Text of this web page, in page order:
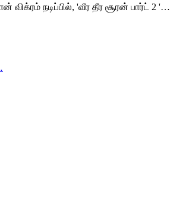
நடிப்பில், 'வீர தீர சூரன் பார்ட் 2 '…